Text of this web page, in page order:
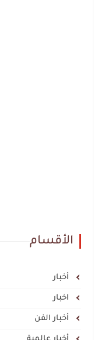
الأقسام
أخبار
اخبار
أخبار الفن